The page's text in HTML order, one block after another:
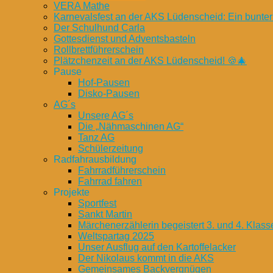
VERA Mathe
Karnevalsfest an der AKS Lüdenscheid: Ein bunter
Der Schulhund Carla
Gottesdienst und Adventsbasteln
Rollbrettführerschein
Plätzchenzeit an der AKS Lüdenscheid! 🍪🎄
Pause
Hof-Pausen
Disko-Pausen
AG´s
Unsere AG´s
Die „Nähmaschinen AG“
Tanz AG
Schülerzeitung
Radfahrausbildung
Fahrradführerschein
Fahrrad fahren
Projekte
Sportfest
Sankt Martin
Märchenerzählerin begeistert 3. und 4.
Weltspartag 2025
Unser Ausflug auf den Kartoffelacker
Der Nikolaus kommt in die AKS
Gemeinsames Backvergnügen